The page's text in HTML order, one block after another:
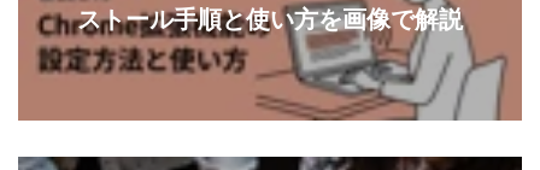
ストール手順と使い方を画像で解説